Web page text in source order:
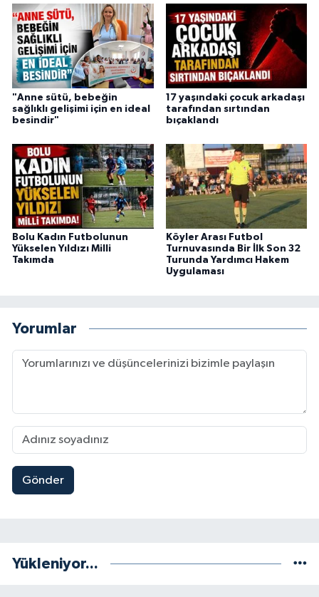
"Anne sütü, bebeğin
sağlıklı gelişimi için en ideal
besindir"
17 yaşındaki çocuk arkadaşı
tarafından sırtından
bıçaklandı
Bolu Kadın Futbolunun
Yükselen Yıldızı Milli
Takımda
Köyler Arası Futbol
Turnuvasında Bir İlk Son 32
Turunda Yardımcı Hakem
Uygulaması
Yorumlar
Gönder
Yükleniyor...